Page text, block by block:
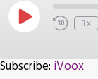
Play
Episode
1x
Subscribe: iVoox